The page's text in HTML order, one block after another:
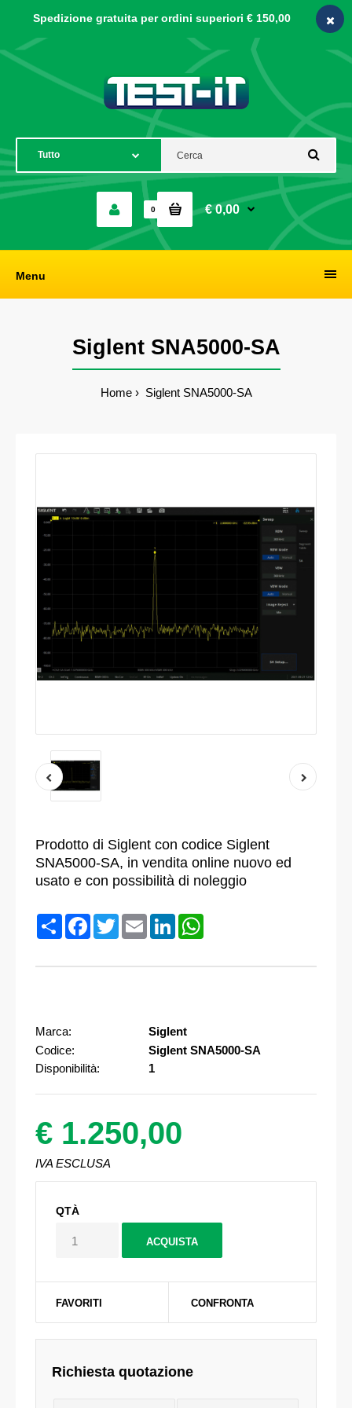
Spedizione gratuita per ordini superiori € 150,00
0 € 0,00
Menu
Siglent SNA5000-SA
Home Siglent SNA5000-SA
Prodotto di Siglent con codice Siglent
SNA5000-SA, in vendita online nuovo ed
usato e con possibilità di noleggio
CondividiFacebook
TwitterEmail LinkedIn
Marca:
Siglent
Codice:
Siglent SNA5000-SA
Disponibilità:
1
€ 1.250,00
IVA ESCLUSA
QTÀ
FAVORITI CONFRONTA
Richiesta quotazione